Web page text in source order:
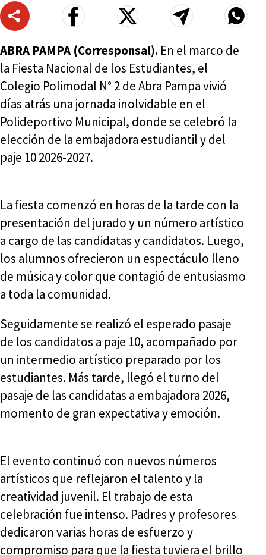
ABRA PAMPA (Corresponsal). En el marco de
la Fiesta Nacional de los Estudiantes, el
Colegio Polimodal N° 2 de Abra Pampa vivió
días atrás una jornada inolvidable en el
Polideportivo Municipal, donde se celebró la
elección de la embajadora estudiantil y del
paje 10 2026-2027.
La fiesta comenzó en horas de la tarde con la
presentación del jurado y un número artístico
a cargo de las candidatas y candidatos. Luego,
los alumnos ofrecieron un espectáculo lleno
de música y color que contagió de entusiasmo
a toda la comunidad.
Seguidamente se realizó el esperado pasaje
de los candidatos a paje 10, acompañado por
un intermedio artístico preparado por los
estudiantes. Más tarde, llegó el turno del
pasaje de las candidatas a embajadora 2026,
momento de gran expectativa y emoción.
El evento continuó con nuevos números
artísticos que reflejaron el talento y la
creatividad juvenil. El trabajo de esta
celebración fue intenso. Padres y profesores
dedicaron varias horas de esfuerzo y
compromiso para que la fiesta tuviera el brillo